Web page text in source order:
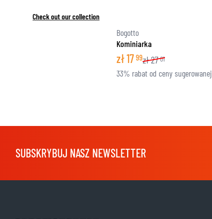
Check out our collection
Bogotto
Kominiarka
zł17 99zł27 01
33% rabat od ceny sugerowanej
SUBSKRYBUJ NASZ NEWSLETTER